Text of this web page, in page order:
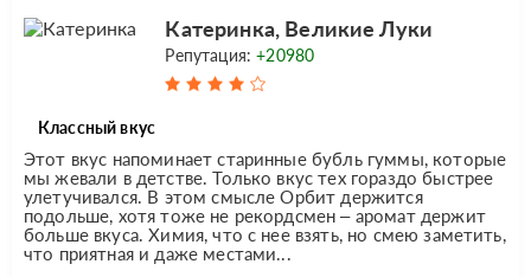
Катеринка, Великие Луки
Репутация:+20980
Классный вкус
Этот вкус напоминает старинные бубль гуммы, которые
мы жевали в детстве. Только вкус тех гораздо быстрее
улетучивался. В этом смысле Орбит держится
подольше, хотя тоже не рекордсмен – аромат держит
больше вкуса. Химия, что с нее взять, но смею заметить,
что приятная и даже местами...